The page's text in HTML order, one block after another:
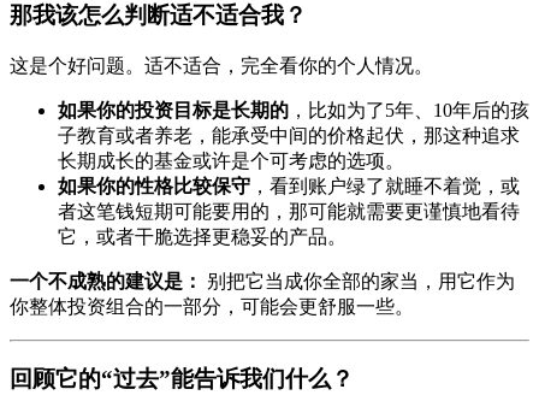
那我该怎么判断适不适合我？
这是个好问题。适不适合，完全看你的个人情况。
如果你的投资目标是长期的 ，比如为了5年、10年后的孩
子教育或者养老，能承受中间的价格起伏，那这种追求
长期成长的基金或许是个可考虑的选项。
如果你的性格比较保守 ，看到账户绿了就睡不着觉，或
者这笔钱短期可能要用的，那可能就需要更谨慎地看待
它，或者干脆选择更稳妥的产品。
一个不成熟的建议是：
别把它当成你全部的家当，用它作为
你整体投资组合的一部分，可能会更舒服一些。
回顾它的“过去”能告诉我们什么？